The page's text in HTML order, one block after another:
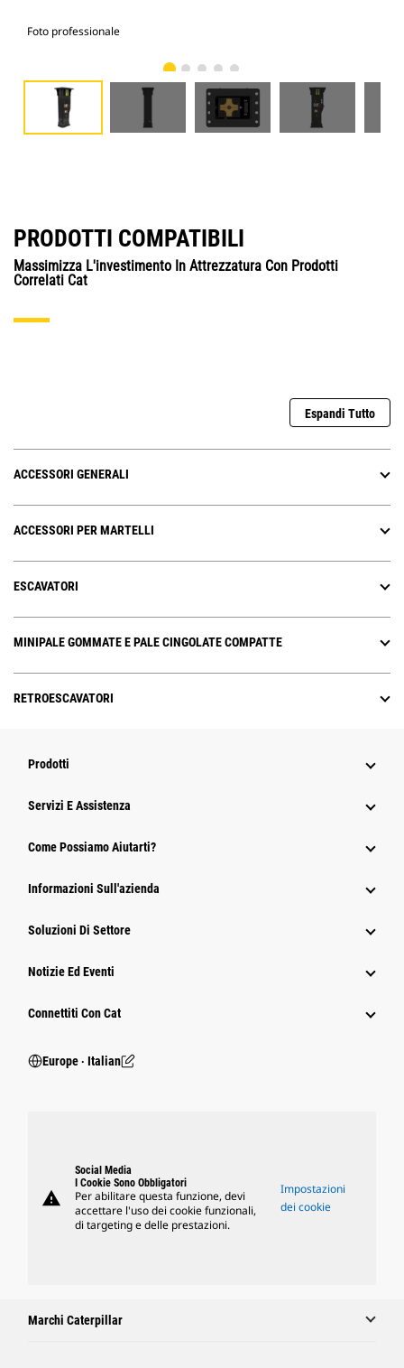
Foto professionale
PRODOTTI COMPATIBILI
Massimizza L'investimento In Attrezzatura Con Prodotti
Correlati Cat
Espandi Tutto
ACCESSORI GENERALI
ACCESSORI PER MARTELLI
ESCAVATORI
MINIPALE GOMMATE E PALE CINGOLATE COMPATTE
RETROESCAVATORI
Prodotti
Servizi E Assistenza
Come Possiamo Aiutarti?
Informazioni Sull'azienda
Soluzioni Di Settore
Notizie Ed Eventi
Connettiti Con Cat
Europe ‧ Italian
warning
Social Media
I Cookie Sono Obbligatori
Per abilitare questa funzione, devi
accettare l'uso dei cookie funzionali,
di targeting e delle prestazioni.
Impostazioni
dei cookie
Marchi Caterpillar